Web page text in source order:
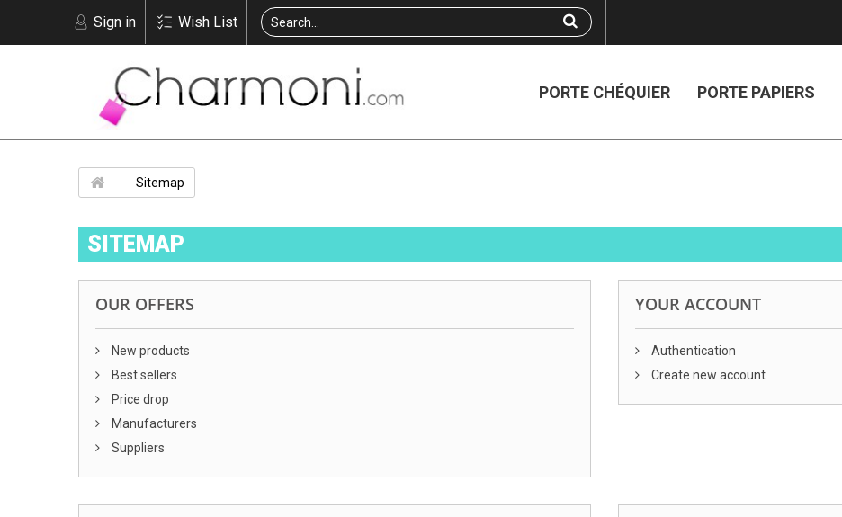
Sign in Wish List
PORTE CHÉQUIER PORTE PAPIERS
Sitemap
SITEMAP
OUR OFFERS
New products
Best sellers
Price drop
Manufacturers
Suppliers
YOUR ACCOUNT
Authentication
Create new account